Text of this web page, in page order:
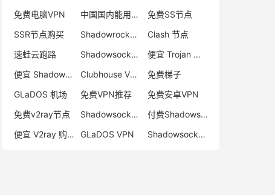
免费电脑VPN
中国国内能用的翻墙VPN推荐
免费SS节点
SSR节点购买
Shadowrocket 地址
Clash 节点
速蛙云跑路
Shadowsocks 付费节点
便宜 Trojan 购买
便宜 Shadowsocks 购买
Clubhouse VPN
免费梯子
GLaDOS 机场
免费VPN推荐
免费安卓VPN
免费v2ray节点
Shadowsocks 服务器
付费Shadowsocks推荐
便宜 V2ray 购买
GLaDOS VPN Shadowsocks 节点哪里买